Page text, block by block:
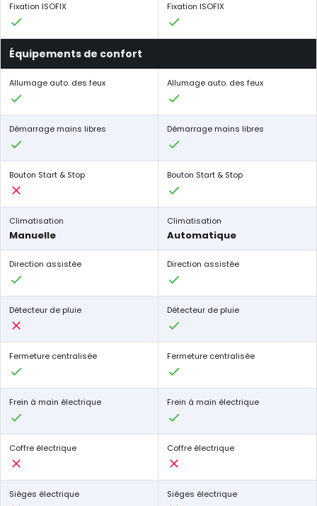
Fixation ISOFIX Fixation ISOFIX
Équipements de confort
Allumage auto. des feux Allumage auto. des feux
Démarrage mains libres Démarrage mains libres
Bouton Start & Stop Bouton Start & Stop
Climatisation
Manuelle
Climatisation
Automatique
Direction assistée Direction assistée
Détecteur de pluie Détecteur de pluie
Fermeture centralisée Fermeture centralisée
Frein à main électrique Frein à main électrique
Coffre électrique Coffre électrique
Sièges électrique Sièges électrique